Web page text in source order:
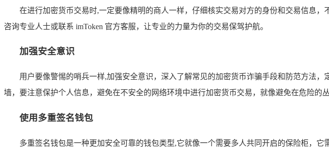
在进行加密货币交易时,一定要像精明的商人一样，仔细核实交易对方的身份和交易信息
咨询专业人士或联系 imToken 官方客服，让专业的力量为你的交易保驾护航。
加强安全意识
用户要像警惕的哨兵一样,加强安全意识，深入了解常见的加密货币诈骗手段和防范方法
墙，要注意保护个人信息，避免在不安全的网络环境中进行加密货币交易，就像避免在危险的丛
使用多重签名钱包
多重签名钱包是一种更加安全可靠的钱包类型,它就像一个需要多人共同开启的保险柜，